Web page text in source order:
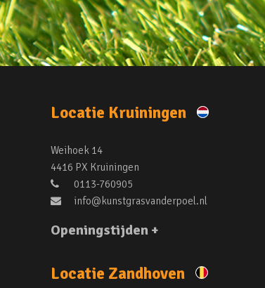
Locatie Kruiningen
Weihoek 14
4416 PX Kruiningen
0113-760905
info@kunstgrasvanderpoel.nl
Openingstijden +
Locatie Zandhoven